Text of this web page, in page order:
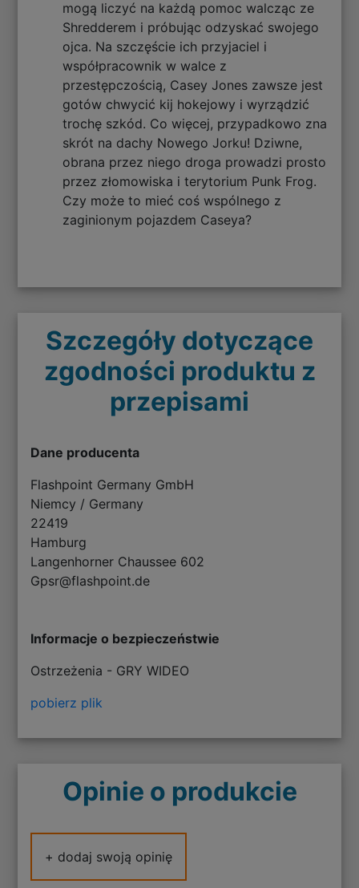
mogą liczyć na każdą pomoc walcząc ze
Shredderem i próbując odzyskać swojego
ojca. Na szczęście ich przyjaciel i
współpracownik w walce z
przestępczością, Casey Jones zawsze jest
gotów chwycić kij hokejowy i wyrządzić
trochę szkód. Co więcej, przypadkowo zna
skrót na dachy Nowego Jorku! Dziwne,
obrana przez niego droga prowadzi prosto
przez złomowiska i terytorium Punk Frog.
Czy może to mieć coś wspólnego z
zaginionym pojazdem Caseya?
Szczegóły dotyczące
zgodności produktu z
przepisami
Dane producenta
Flashpoint Germany GmbH
Niemcy / Germany
22419
Hamburg
Langenhorner Chaussee 602
Gpsr@flashpoint.de
Informacje o bezpieczeństwie
Ostrzeżenia - GRY WIDEO
pobierz plik
Opinie o produkcie
+ dodaj swoją opinię